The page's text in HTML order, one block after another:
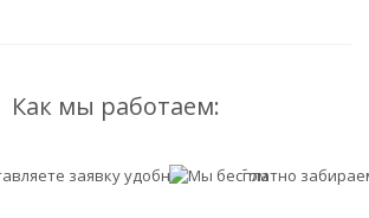
Как мы работаем: